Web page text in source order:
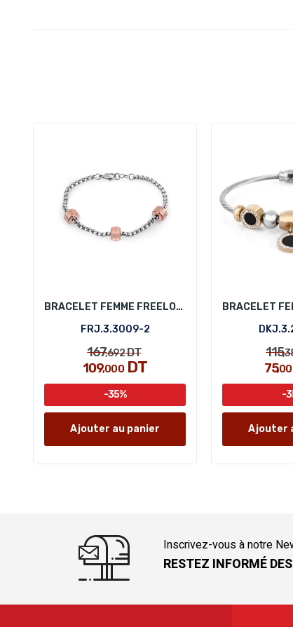
BRACELET FEMME FREELOOK FRJ.3.3009-2
FRJ.3.3009-2
167,692DT
109,000DT
-35%
Ajouter au panier
115
75
-
Ajouter
Inscrivez-vous à notre
RESTEZ INFORMÉ